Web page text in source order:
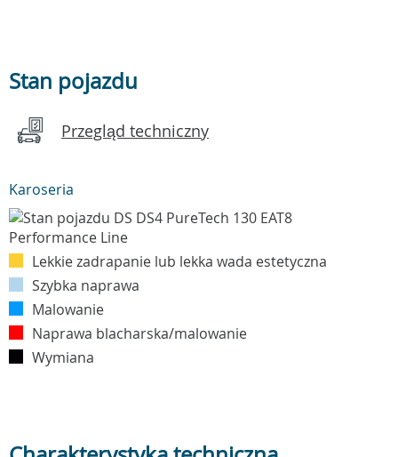
Stan pojazdu
Przegląd techniczny
Karoseria
Lekkie zadrapanie lub lekka wada estetyczna
Szybka naprawa
Malowanie
Naprawa blacharska/malowanie
Wymiana